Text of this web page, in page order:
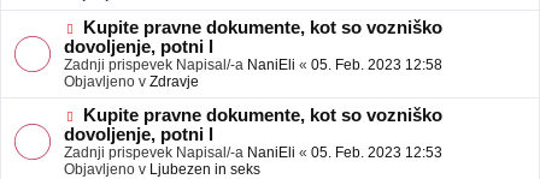
o
b
a
v
e
N
o
v
e
o
b
a
v
Kupite pravne dokumente, kot so vozniško
dovoljenje, potni l
Zadnji prispevek Napisal/-a NaniEli « 05. Feb. 2023 12:58
Objavljeno v Zdravje
N
o
v
e
Kupite pravne dokumente, kot so vozniško
dovoljenje, potni l
Zadnji prispevek Napisal/-a NaniEli « 05. Feb. 2023 12:53
Objavljeno v Ljubezen in seks